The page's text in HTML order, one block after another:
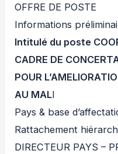
OFFRE DE POSTE
Informations
Intitulé du poste
CADRE DE
POUR
AU MALI
Pays & base
Rattachement
DIRECTEUR PAYS –